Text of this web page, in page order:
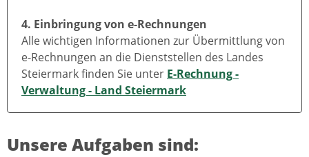
4. Einbringung von e-Rechnungen
Alle wichtigen Informationen zur Übermittlung von
e-Rechnungen an die Dienststellen des Landes
Steiermark finden Sie unter E-Rechnung -
Verwaltung - Land Steiermark
Unsere Aufgaben sind: